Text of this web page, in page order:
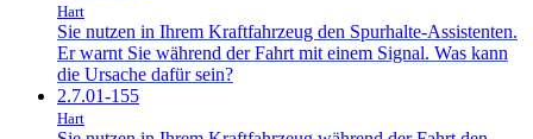
Hart
Sie nutzen in Ihrem Kraftfahrzeug den Spurhalte-Assistenten.
Er warnt Sie während der Fahrt mit einem Signal. Was kann
die Ursache dafür sein?
2.7.01-155
Hart